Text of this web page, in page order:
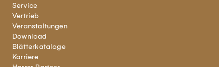
Service
Vertrieb
Veranstaltungen
Download
Blätterkataloge
Karriere